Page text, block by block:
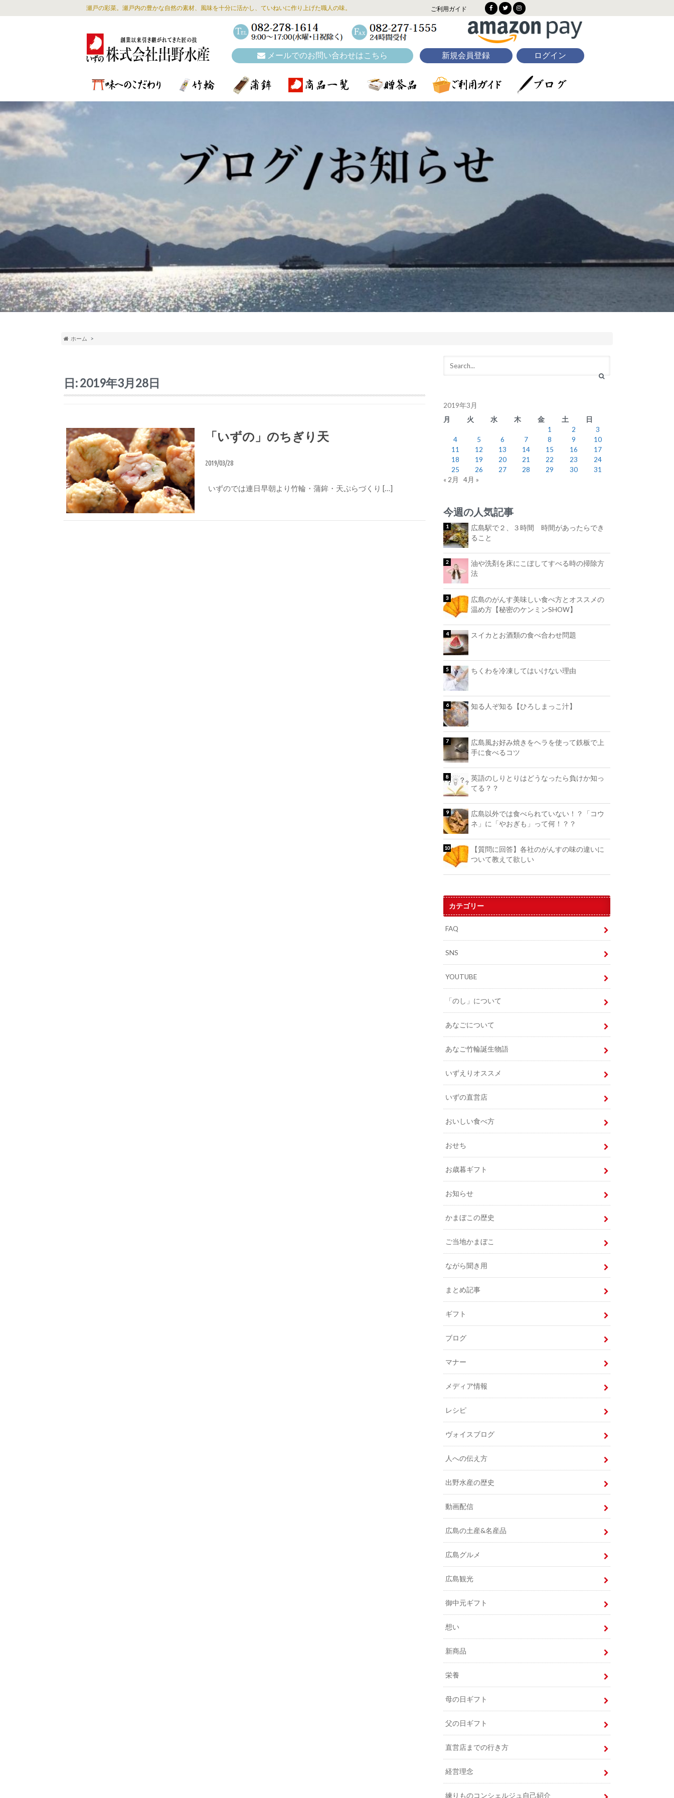
瀬戸の彩菜。瀬戸内の豊かな自然の素材、風味を十分に活かし、ていねいに作り上げた職人の味。 ご利用ガイド
メールでのお問い合わせはこちら 新規会員登録 ログイン
ホーム
日:2019年3月28日
ブログ
「いずの」のちぎり天
2019/03/28
いずのでは連日早朝より竹輪・蒲鉾・天ぷらづくり […]
2019年3月
月
火 水 木 金 土
日
1
2
3
4
5 6 7 8 9
10
11
12 13 14 15 16
17
18
19 20 21 22 23
24
25
26 27 28 29 30
31
« 2月
4月 »
今週の人気記事
広島駅で２、３時間 時間があったらでき
ること
油や洗剤を床にこぼしてすべる時の掃除方
法
広島のがんす美味しい食べ方とオススメの
温め方【秘密のケンミンSHOW】
スイカとお酒類の食べ合わせ問題
ちくわを冷凍してはいけない理由
知る人ぞ知る【ひろしまっこ汁】
広島風お好み焼きをヘラを使って鉄板で上
手に食べるコツ
英語のしりとりはどうなったら負けか知っ
てる？？
広島以外では食べられていない！？「コウ
ネ」に「やおぎも」って何！？？
【質問に回答】各社のがんすの味の違いに
ついて教えて欲しい
カテゴリー
FAQ
SNS
YOUTUBE
「のし」について
あなごについて
あなご竹輪誕生物語
いずえりオススメ
いずの直営店
おいしい食べ方
おせち
お歳暮ギフト
お知らせ
かまぼこの歴史
ご当地かまぼこ
ながら聞き用
まとめ記事
ギフト
ブログ
マナー
メディア情報
レシピ
ヴォイスブログ
人への伝え方
出野水産の歴史
動画配信
広島の土産&名産品
広島グルメ
広島観光
御中元ギフト
想い
新商品
栄養
母の日ギフト
父の日ギフト
直営店までの行き方
経営理念
練りものコンシェルジュ自己紹介